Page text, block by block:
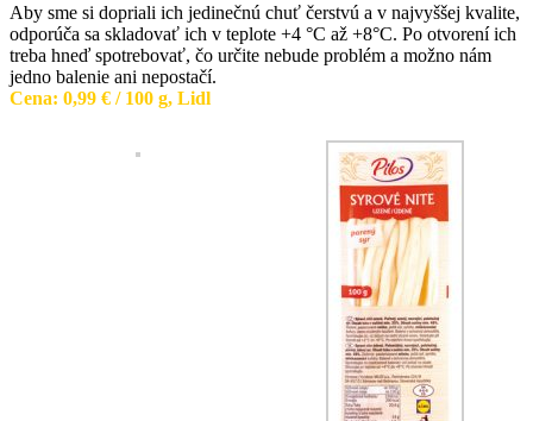
Aby sme si dopriali ich jedinečnú chuť čerstvú a v najvyššej kvalite,
odporúča sa skladovať ich v teplote +4 °C až +8°C. Po otvorení ich
treba hneď spotrebovať, čo určite nebude problém a možno nám
jedno balenie ani nepostačí.
Cena: 0,99 € / 100 g, Lidl